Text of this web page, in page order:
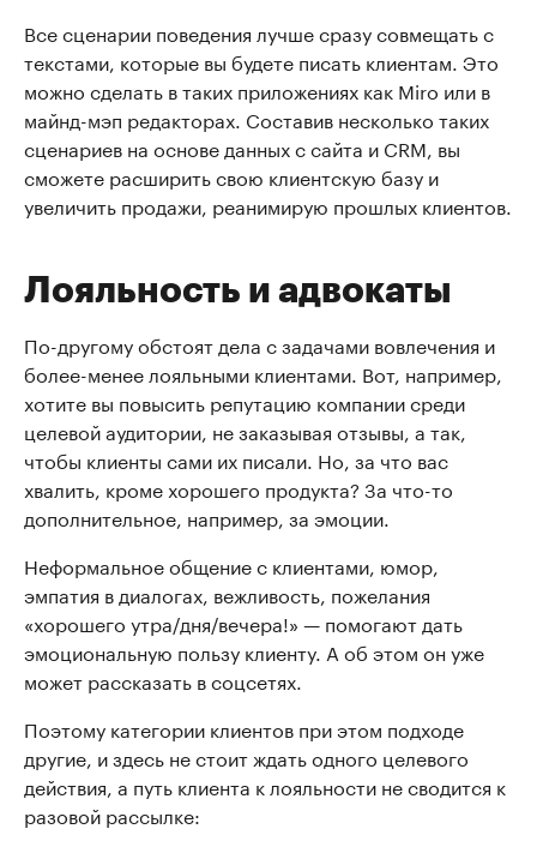
Все сценарии поведения лучше сразу совмещать с
текстами, которые вы будете писать клиентам. Это
можно сделать в таких приложениях как Miro или в
майнд-мэп редакторах. Составив несколько таких
сценариев на основе данных с сайта и CRM, вы
сможете расширить свою клиентскую базу и
увеличить продажи, реанимирую прошлых клиентов.
Лояльность и адвокаты
По-другому обстоят дела с задачами вовлечения и
более-менее лояльными клиентами. Вот, например,
хотите вы повысить репутацию компании среди
целевой аудитории, не заказывая отзывы, а так,
чтобы клиенты сами их писали. Но, за что вас
хвалить, кроме хорошего продукта? За что-то
дополнительное, например, за эмоции.
Неформальное общение с клиентами, юмор,
эмпатия в диалогах, вежливость, пожелания
«хорошего утра/дня/вечера!» — помогают дать
эмоциональную пользу клиенту. А об этом он уже
может рассказать в соцсетях.
Поэтому категории клиентов при этом подходе
другие, и здесь не стоит ждать одного целевого
действия, а путь клиента к лояльности не сводится к
разовой рассылке: